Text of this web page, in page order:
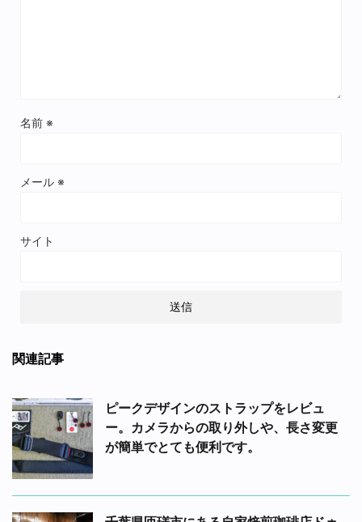
名前 ※
メール ※
サイト
関連記事
ピークデザインのストラップをレビュ
ー。カメラからの取り外しや、長さ変更
が簡単でとても便利です。